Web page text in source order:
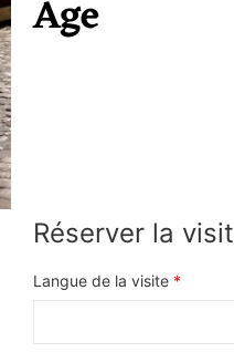
Age
Réserver la
Langue de la visite *